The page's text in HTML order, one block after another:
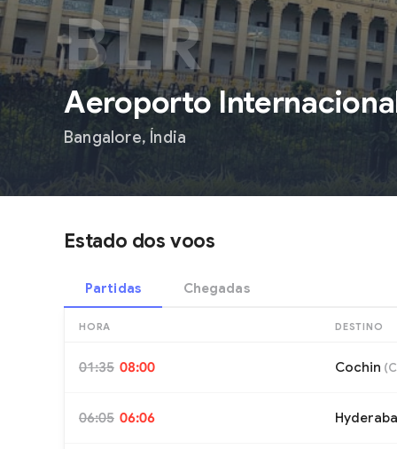
BLR
Aeroporto
Bangalore, Índia
Estado dos voos
Partidas Chegadas
HORA DESTINO
01:35 08:00 Cochin (
06:05 06:06